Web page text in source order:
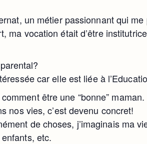
un métier passionnant qui
ma vocation était d’être
car elle est liée à
être une “bonne” maman.
nos vies, c’est devenu concret!
de choses, j’imaginais ma
etc.